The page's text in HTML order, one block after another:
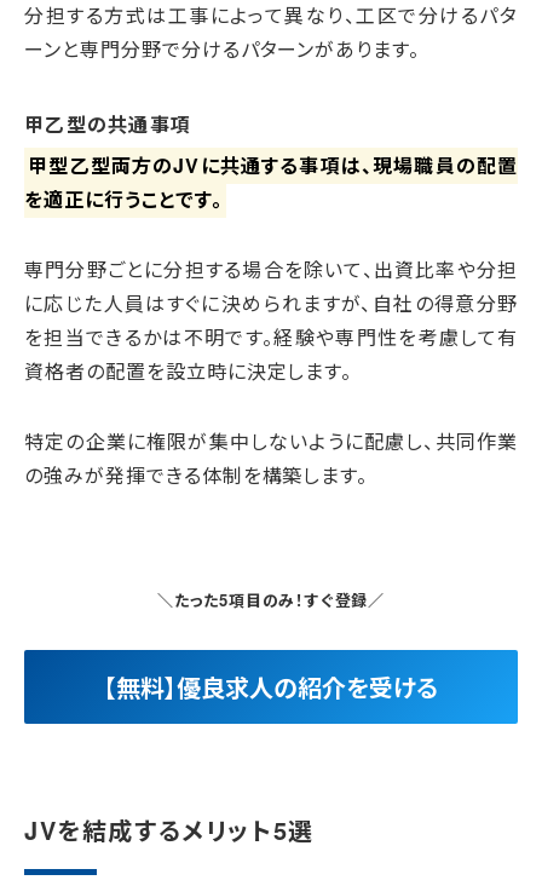
分担する方式は工事によって異なり、工区で分けるパタ
ーンと専門分野で分けるパターンがあります。
甲乙型の共通事項
甲型乙型両方のJVに共通する事項は、現場職員の配置
を適正に行うことです。
専門分野ごとに分担する場合を除いて、出資比率や分担
に応じた人員はすぐに決められますが、自社の得意分野
を担当できるかは不明です。経験や専門性を考慮して有
資格者の配置を設立時に決定します。
特定の企業に権限が集中しないように配慮し、共同作業
の強みが発揮できる体制を構築します。
＼たった5項目のみ！すぐ登録／
【無料】優良求人の紹介を受ける
JVを結成するメリット5選